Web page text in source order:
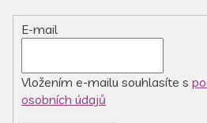
E-mail
Vložením e-mailu souhlasíte s
osobních údajů